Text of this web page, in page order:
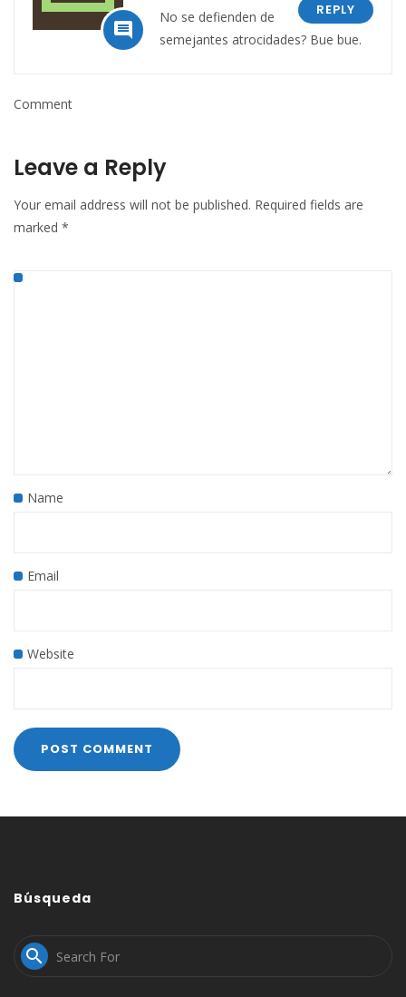

REPLY
No se defienden de
semejantes atrocidades? Bue bue.
Comment
Leave a Reply
Your email address will not be published. Required fields are
marked *
Name
Email
Website
Búsqueda
